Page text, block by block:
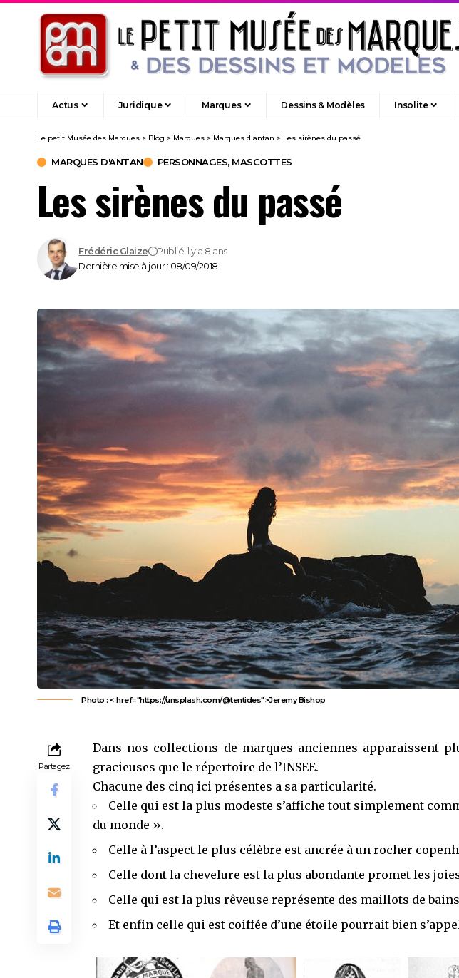
Actus Juridique Marques Dessins & Modèles Insolite
Le petit Musée des Marques > Blog > Marques > Marques d'antan > Les sirènes du passé
MARQUES D'ANTAN PERSONNAGES, MASCOTTES
Les sirènes du passé
Dernière mise à jour : 08/09/2018
Frédéric Glaize Publié il y a 8 ans
Photo : < href="https://unsplash.com/@tentides">Jeremy Bishop
Partagez
Dans nos collections de marques anciennes apparaissent
gracieuses que le répertoire de l’INSEE.
Chacune des cinq ici présentes a sa particularité.
Celle qui est la plus modeste s’affiche tout simplement
du monde ».
Celle à l’aspect le plus célèbre est ancrée à un rocher
Celle dont la chevelure est la plus abondante promet les
Celle qui est la plus rêveuse représente des maillots de
Et enfin celle qui est coiffée d’une étoile pourrait bien